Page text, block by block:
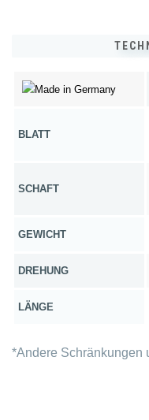
BLATT
SCHAFT
GEWICHT
DREHUNG
LÄNGE
*Andere Schränkungen